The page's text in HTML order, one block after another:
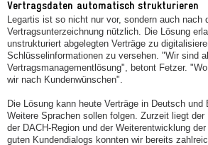
Vertragsdaten automatisch strukturieren
Legartis ist so nicht nur vor, sondern auch nach
Vertragsunterzeichnung nützlich. Die Lösung
unstrukturiert abgelegten Verträge zu
Schlüsselinformationen zu versehen. "Wir sind
Vertragsmanagementlösung", betont Fetzer.
wir nach Kundenwünschen".
Die Lösung kann heute Verträge in Deutsch und
Weitere Sprachen sollen folgen. Zurzeit liegt
der DACH-­Region und der Weiterentwicklung
guten Kundendialogs konnten wir bereits